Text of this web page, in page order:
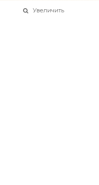
Увеличить